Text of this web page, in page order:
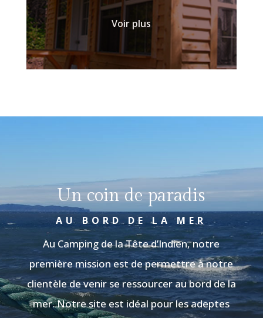
Voir plus
Un coin de paradis
AU BORD DE LA MER
Au Camping de la Tête d’Indien, notre
première mission est de permettre à notre
clientèle de venir se ressourcer au bord de la
mer. Notre site est idéal pour les adeptes